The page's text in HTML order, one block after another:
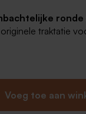
traktatie
gaatje kan
spikkels
Voeg toe aan